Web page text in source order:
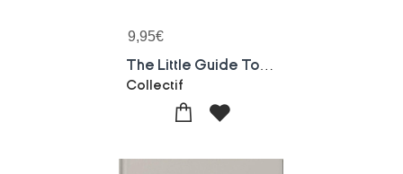
9,95€
Collectif